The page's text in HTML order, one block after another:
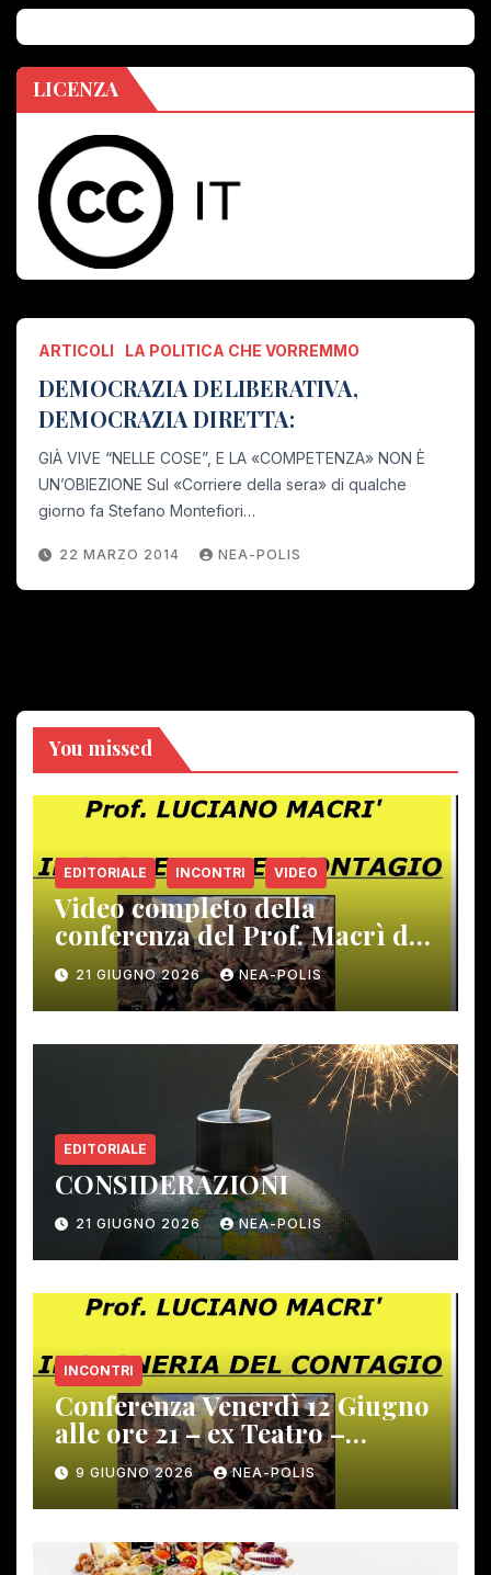
LICENZA
ARTICOLI LA POLITICA CHE VORREMMO
DEMOCRAZIA DELIBERATIVA,
DEMOCRAZIA DIRETTA:
GIÀ VIVE “NELLE COSE”, E LA «COMPETENZA» NON È
UN’OBIEZIONE Sul «Corriere della sera» di qualche
giorno fa Stefano Montefiori…
22 MARZO 2014 NEA-POLIS
You missed
EDITORIALE INCONTRI VIDEO
Video completo della
conferenza del Prof. Macrì del
12 giugno scorso
21 GIUGNO 2026 NEA-POLIS
EDITORIALE
CONSIDERAZIONI
21 GIUGNO 2026 NEA-POLIS
INCONTRI
Conferenza Venerdì 12 Giugno
alle ore 21 – ex Teatro –
Gambassi Terme –
9 GIUGNO 2026 NEA-POLIS